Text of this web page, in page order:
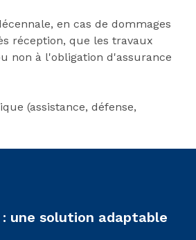
en cas de dommages
réception, que les travaux
non à l'obligation d'assurance
(assistance, défense,
: une solution adaptable